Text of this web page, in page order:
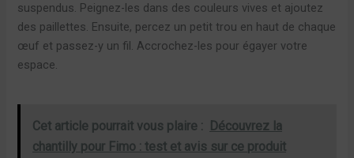
suspendus. Peignez-les dans des couleurs vives et ajoutez
des paillettes. Ensuite, percez un petit trou en haut de chaque
œuf et passez-y un fil. Accrochez-les pour égayer votre
espace.
Cet article pourrait vous plaire :
Découvrez la
chantilly pour Fimo : test et avis sur ce produit